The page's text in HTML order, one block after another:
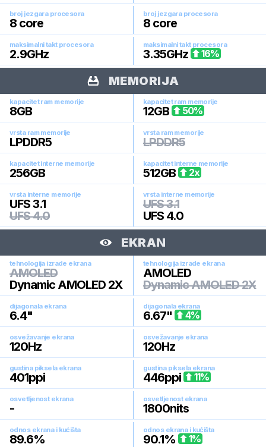
broj jezgara procesora
8 core
broj jezgara procesora
8 core
maksimalni takt procesora
2.9GHz
maksimalni takt procesora
3.35GHz 16%
MEMORIJA
kapacitet ram memorije
8GB
kapacitet ram memorije
12GB 50%
vrsta ram memorije
LPDDR5
vrsta ram memorije
LPDDR5
kapacitet interne memorije
256GB
kapacitet interne memorije
512GB 2x
vrsta interne memorije
UFS 3.1
UFS 4.0
vrsta interne memorije
UFS 3.1
UFS 4.0
EKRAN
tehnologija izrade ekrana
AMOLED
Dynamic AMOLED 2X
tehnologija izrade ekrana
AMOLED
Dynamic AMOLED 2X
dijagonala ekrana
6.4"
dijagonala ekrana
6.67" 4%
osvežavanje ekrana
120Hz
osvežavanje ekrana
120Hz
gustina piksela ekrana
401ppi
gustina piksela ekrana
446ppi 11%
osvetljenost ekrana
-
osvetljenost ekrana
1800nits
odnos ekrana i kućišta
89.6%
odnos ekrana i kućišta
90.1% 1%